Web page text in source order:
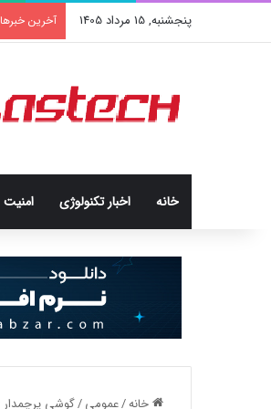
پنجشنبه, 15 مرداد 1405 آخرین خبرها
خانه اخبار تکنولوژی امنيت
خانه/عمومی/گوشی پرچمدار ۲۰۲۴ ویوو با قدرتمندترین دوربین موبایلی دنیا رونمایی شد